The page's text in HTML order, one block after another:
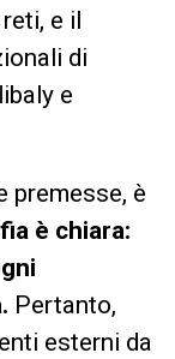
e il
di
e
premesse, è
è chiara:
Pertanto,
esterni da